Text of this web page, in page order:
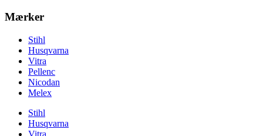
Mærker
Stihl
Husqvarna
Vitra
Pellenc
Nicodan
Melex
Stihl
Husqvarna
Vitra